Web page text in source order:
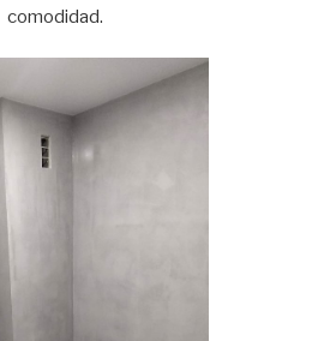
comodidad.